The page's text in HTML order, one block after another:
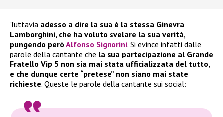
Tuttavia adesso a dire la sua è la stessa Ginevra
Lamborghini, che ha voluto svelare la sua verità,
pungendo però Alfonso Signorini. Si evince infatti dalle
parole della cantante che la sua partecipazione al Grande
Fratello Vip 5 non sia mai stata ufficializzata del tutto,
e che dunque certe “pretese” non siano mai state
richieste. Queste le parole della cantante sui social: